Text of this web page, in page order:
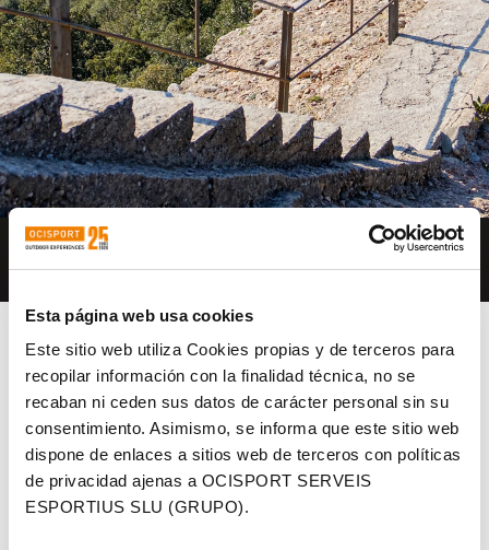
Esta página web usa cookies
Este sitio web utiliza Cookies propias y de terceros para
recopilar información con la finalidad técnica, no se
recaban ni ceden sus datos de carácter personal sin su
consentimiento. Asimismo, se informa que este sitio web
dispone de enlaces a sitios web de terceros con políticas
de privacidad ajenas a OCISPORT SERVEIS
ESPORTIUS SLU (GRUPO).
22 KM – 1200 M+